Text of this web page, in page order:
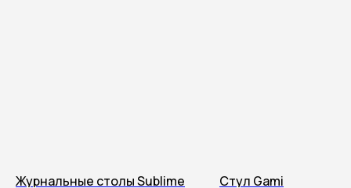
Журнальные столы Sublime Стул Gami